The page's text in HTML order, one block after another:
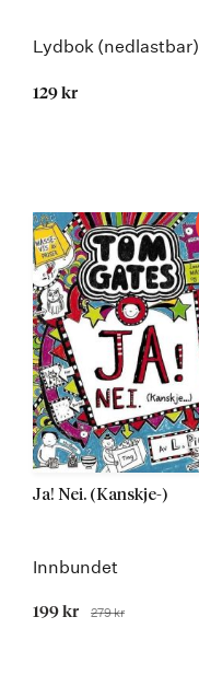
Lydbok (nedlastbar)
129 kr
Ja! Nei. (Kanskje-)
Innbundet
Tilbudspris
199 kr Før
279 kr